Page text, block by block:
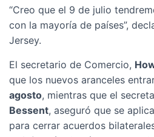
“Creo que el 9 de julio
con la mayoría de países”,
Jersey.
El secretario de Comercio,
que los nuevos aranceles
agosto, mientras que el
Bessent, aseguró que se
para cerrar acuerdos